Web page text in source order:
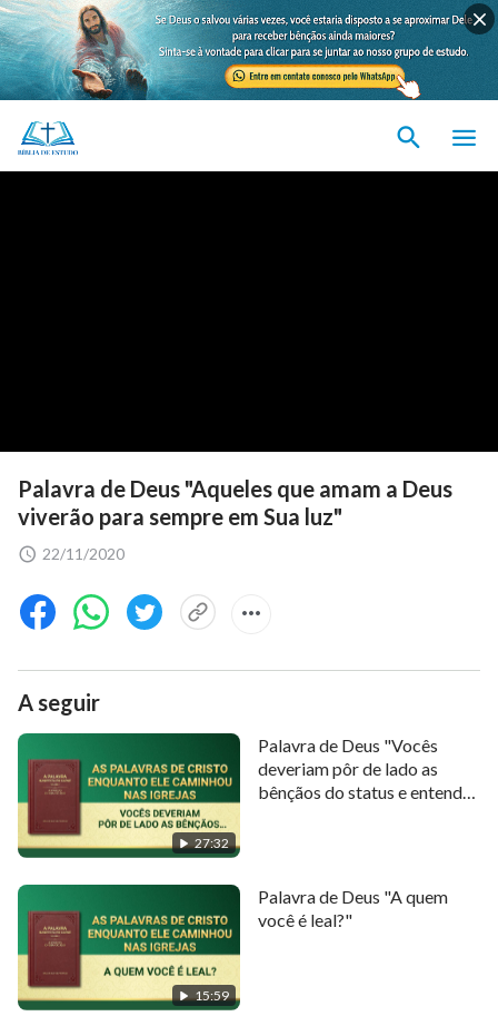
Palavra de Deus "Aqueles que amam a Deus
viverão para sempre em Sua luz"
22/11/2020
A seguir
27:32
Palavra de Deus "Vocês
deveriam pôr de lado as
bênçãos do status e entender
15:59
Palavra de Deus "A quem
você é leal?"